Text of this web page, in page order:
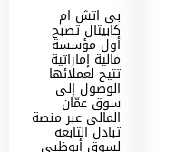
بي اتش ام
كابيتال تصبح
أول مؤسسة
مالية إماراتية
تتيح لعملائها
الوصول إلى
سوق عمّان
المالي عبر منصة
تبادل التابعة
لسوق أبوظبي